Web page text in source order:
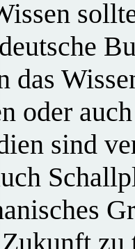
das
oder
sind
zu